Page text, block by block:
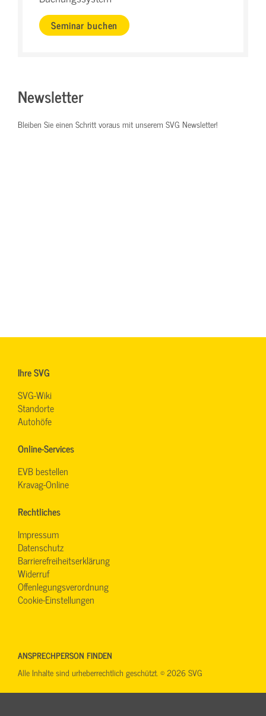
Seminar buchen
Newsletter
Bleiben Sie einen Schritt voraus mit unserem SVG Newsletter!
Ihre SVG
SVG-Wiki
Standorte
Autohöfe
Online-Services
EVB bestellen
Kravag-Online
Rechtliches
Impressum
Datenschutz
Barrierefreiheitserklärung
Widerruf
Offenlegungsverordnung
Cookie-Einstellungen
ANSPRECHPERSON FINDEN
Alle Inhalte sind urheberrechtlich geschützt. © 2026 SVG